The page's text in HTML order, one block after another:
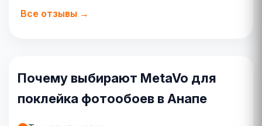
Все отзывы →
Почему выбирают MetaVo для
поклейка фотообоев в Анапе